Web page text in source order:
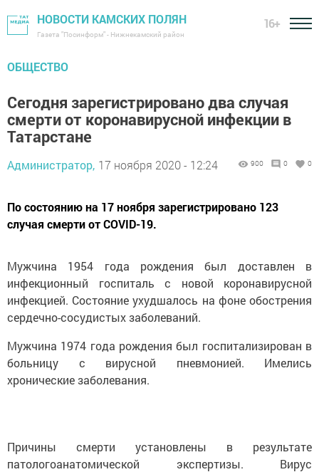
НОВОСТИ КАМСКИХ ПОЛЯН
Газета "Посинформ" - Нижнекамский район
16+
ОБЩЕСТВО
Сегодня зарегистрировано два случая
смерти от коронавирусной инфекции в
Татарстане
Администратор, 17 ноября 2020 - 12:24 900 0 0
По состоянию на 17 ноября зарегистрировано 123
случая смерти от COVID-19.
Мужчина 1954 года рождения был доставлен в
инфекционный госпиталь с новой коронавирусной
инфекцией. Состояние ухудшалось на фоне обострения
сердечно-сосудистых заболеваний.
Мужчина 1974 года рождения был госпитализирован в
больницу с вирусной пневмонией. Имелись
хронические заболевания.
Причины смерти установлены в результате
патологоанатомической экспертизы. Вирус